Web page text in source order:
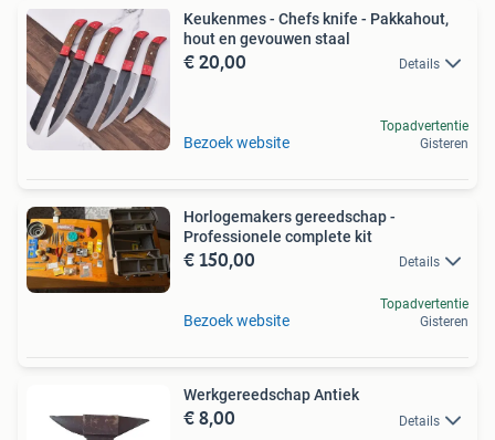
Keukenmes - Chefs knife - Pakkahout,
hout en gevouwen staal
€ 20,00 Details
Bezoek website
Topadvertentie
Gisteren
Horlogemakers gereedschap -
Professionele complete kit
€ 150,00 Details
Bezoek website
Topadvertentie
Gisteren
Werkgereedschap Antiek
€ 8,00 Details